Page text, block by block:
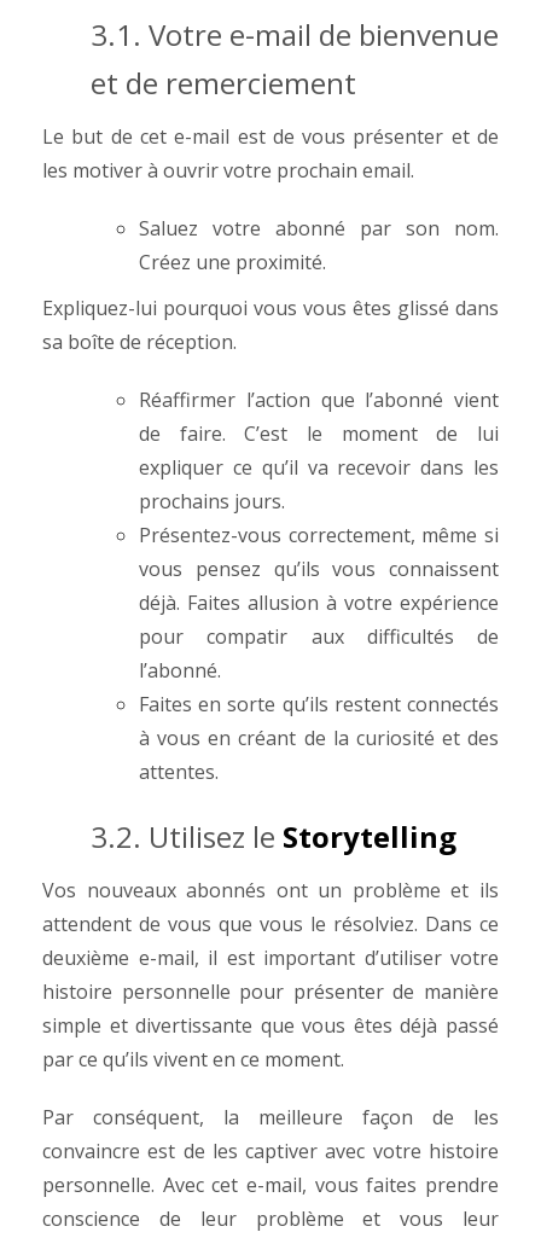
3.1. Votre e-mail de bienvenue
et de remerciement
Le but de cet e-mail est de vous présenter et de
les motiver à ouvrir votre prochain email.
Saluez votre abonné par son nom.
Créez une proximité.
Expliquez-lui pourquoi vous vous êtes glissé dans
sa boîte de réception.
Réaffirmer l’action que l’abonné vient
de faire. C’est le moment de lui
expliquer ce qu’il va recevoir dans les
prochains jours.
Présentez-vous correctement, même si
vous pensez qu’ils vous connaissent
déjà. Faites allusion à votre expérience
pour compatir aux difficultés de
l’abonné.
Faites en sorte qu’ils restent connectés
à vous en créant de la curiosité et des
attentes.
3.2. Utilisez le Storytelling
Vos nouveaux abonnés ont un problème et ils
attendent de vous que vous le résolviez. Dans ce
deuxième e-mail, il est important d’utiliser votre
histoire personnelle pour présenter de manière
simple et divertissante que vous êtes déjà passé
par ce qu’ils vivent en ce moment.
Par conséquent, la meilleure façon de les
convaincre est de les captiver avec votre histoire
personnelle. Avec cet e-mail, vous faites prendre
conscience de leur problème et vous leur